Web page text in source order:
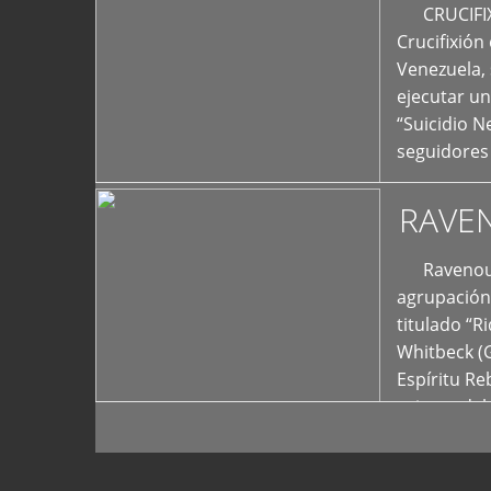
Crucifixión
ejecutar
“Suicidio
titulado
Whitbeck
Espíritu
oriente